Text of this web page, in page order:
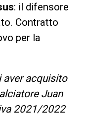
: il difensore
Contratto
per la
aver acquisito
Juan
2021/2022